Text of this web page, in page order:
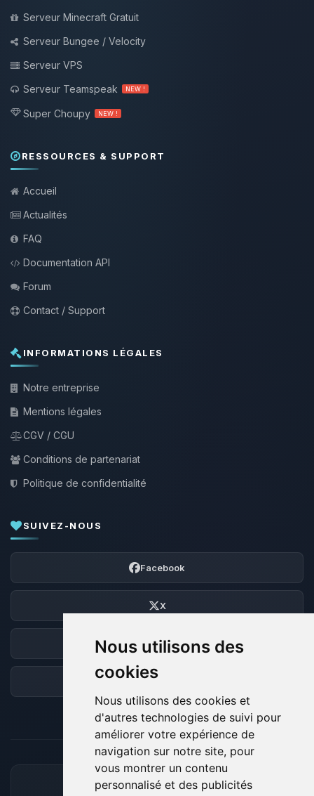
Nous utilisons des
cookies
Nous utilisons des cookies et
d'autres technologies de suivi pour
améliorer votre expérience de
navigation sur notre site, pour
vous montrer un contenu
personnalisé et des publicités
Serveur Minecraft Gratuit
Serveur Bungee / Velocity
Serveur VPS
Serveur Teamspeak
NEW !
Super Choupy NEW !
RESSOURCES & SUPPORT
Accueil
Actualités
FAQ
Documentation API
Forum
Contact / Support
INFORMATIONS LÉGALES
Notre entreprise
Mentions légales
CGV / CGU
Conditions de partenariat
Politique de confidentialité
SUIVEZ-NOUS
Facebook
X
Discord
Forum
MOYENS DE PAIEMENT ACCEPTÉS